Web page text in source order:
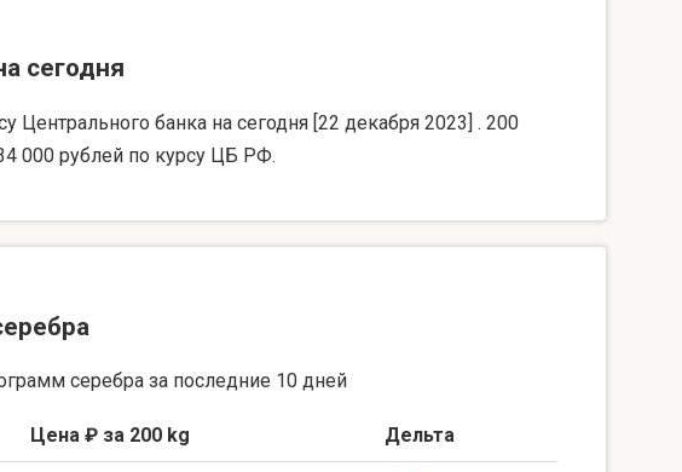
сегодня
Центрального банка на сегодня [22 декабря 2023] . 200
000 рублей по курсу ЦБ РФ.
серебра за последние 10 дней
Цена ₽ за 200 kg Дельта